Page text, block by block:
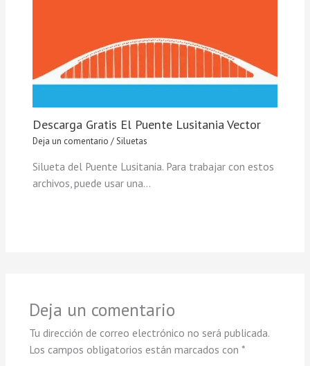
Descarga Gratis El Puente Lusitania Vector
Deja un comentario /Siluetas
Silueta del Puente Lusitania. Para trabajar con estos
archivos, puede usar una…
Deja un comentario
Tu dirección de correo electrónico no será publicada.
Los campos obligatorios están marcados con *